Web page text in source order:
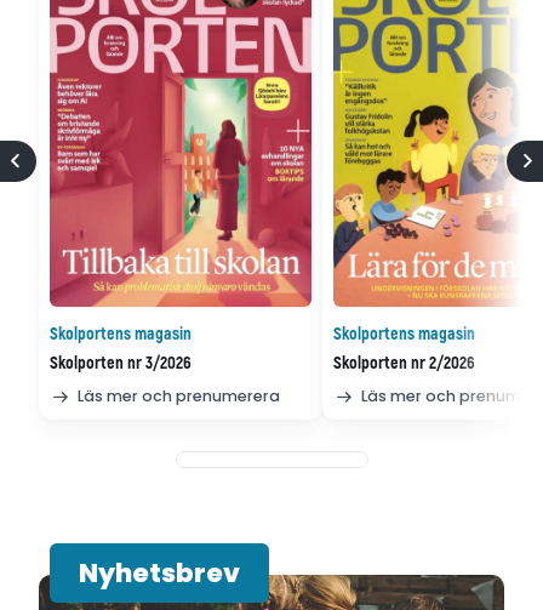
Skolportens magasin
Skolporten nr 3/2026
Läs mer och prenumerera
Skolportens magasin
Skolporten nr 2/2026
Läs mer och
Nyhetsbrev